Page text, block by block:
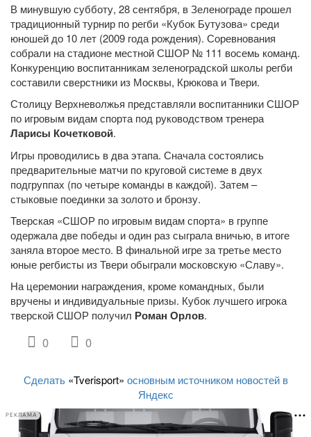
В минувшую субботу, 28 сентября, в Зеленограде прошел
традиционный турнир по регби «Кубок Бутузова» среди
юношей до 10 лет (2009 года рождения). Соревнования
собрали на стадионе местной СШОР № 111 восемь команд.
Конкуренцию воспитанникам зеленоградской школы регби
составили сверстники из Москвы, Крюкова и Твери.
Столицу Верхневолжья представляли воспитанники СШОР
по игровым видам спорта под руководством тренера
Ларисы Кочетковой.
Игры проводились в два этапа. Сначала состоялись
предварительные матчи по круговой системе в двух
подгруппах (по четыре команды в каждой). Затем –
стыковые поединки за золото и бронзу.
Тверская «СШОР по игровым видам спорта» в группе
одержала две победы и один раз сыграла вничью, в итоге
заняла второе место. В финальной игре за третье место
юные регбисты из Твери обыграли московскую «Славу».
На церемонии награждения, кроме командных, были
вручены и индивидуальные призы. Кубок лучшего игрока
тверской СШОР получил Роман Орлов.
0 0
Сделать «Tverisport» основным источником новостей в
Яндекс
РЕКЛАМА